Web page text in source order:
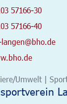
57166-30
57166-40
Umwelt |